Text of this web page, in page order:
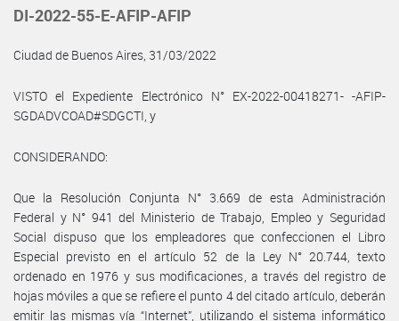
DI-2022-55-E-AFIP-AFIP
Ciudad de Buenos Aires, 31/03/2022
VISTO el Expediente Electrónico N° EX-2022-00418271- -AFIP-
SGDADVCOAD#SDGCTI, y
CONSIDERANDO:
Que la Resolución Conjunta N° 3.669 de esta Administración
Federal y N° 941 del Ministerio de Trabajo, Empleo y Seguridad
Social dispuso que los empleadores que confeccionen el Libro
Especial previsto en el artículo 52 de la Ley N° 20.744, texto
ordenado en 1976 y sus modificaciones, a través del registro de
hojas móviles a que se refiere el punto 4 del citado artículo, deberán
emitir las mismas vía “Internet”, utilizando el sistema informático